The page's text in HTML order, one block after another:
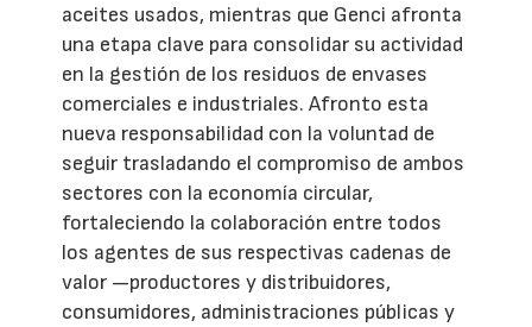
aceites usados, mientras que Genci afronta
una etapa clave para consolidar su actividad
en la gestión de los residuos de envases
comerciales e industriales. Afronto esta
nueva responsabilidad con la voluntad de
seguir trasladando el compromiso de ambos
sectores con la economía circular,
fortaleciendo la colaboración entre todos
los agentes de sus respectivas cadenas de
valor —productores y distribuidores,
consumidores, administraciones públicas y